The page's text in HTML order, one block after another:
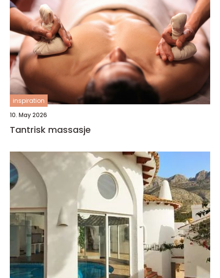
inspiration
10. May 2026
Tantrisk massasje